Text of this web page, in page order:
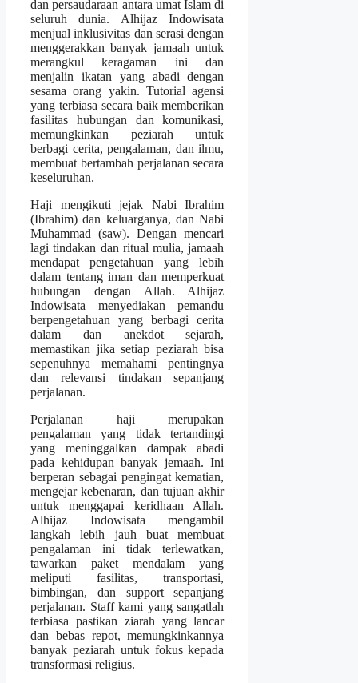
dan persaudaraan antara umat Islam di
seluruh dunia. Alhijaz Indowisata
menjual inklusivitas dan serasi dengan
menggerakkan banyak jamaah untuk
merangkul keragaman ini dan
menjalin ikatan yang abadi dengan
sesama orang yakin. Tutorial agensi
yang terbiasa secara baik memberikan
fasilitas hubungan dan komunikasi,
memungkinkan peziarah untuk
berbagi cerita, pengalaman, dan ilmu,
membuat bertambah perjalanan secara
keseluruhan.
Haji mengikuti jejak Nabi Ibrahim
(Ibrahim) dan keluarganya, dan Nabi
Muhammad (saw). Dengan mencari
lagi tindakan dan ritual mulia, jamaah
mendapat pengetahuan yang lebih
dalam tentang iman dan memperkuat
hubungan dengan Allah. Alhijaz
Indowisata menyediakan pemandu
berpengetahuan yang berbagi cerita
dalam dan anekdot sejarah,
memastikan jika setiap peziarah bisa
sepenuhnya memahami pentingnya
dan relevansi tindakan sepanjang
perjalanan.
Perjalanan haji merupakan
pengalaman yang tidak tertandingi
yang meninggalkan dampak abadi
pada kehidupan banyak jemaah. Ini
berperan sebagai pengingat kematian,
mengejar kebenaran, dan tujuan akhir
untuk menggapai keridhaan Allah.
Alhijaz Indowisata mengambil
langkah lebih jauh buat membuat
pengalaman ini tidak terlewatkan,
tawarkan paket mendalam yang
meliputi fasilitas, transportasi,
bimbingan, dan support sepanjang
perjalanan. Staff kami yang sangatlah
terbiasa pastikan ziarah yang lancar
dan bebas repot, memungkinkannya
banyak peziarah untuk fokus kepada
transformasi religius.